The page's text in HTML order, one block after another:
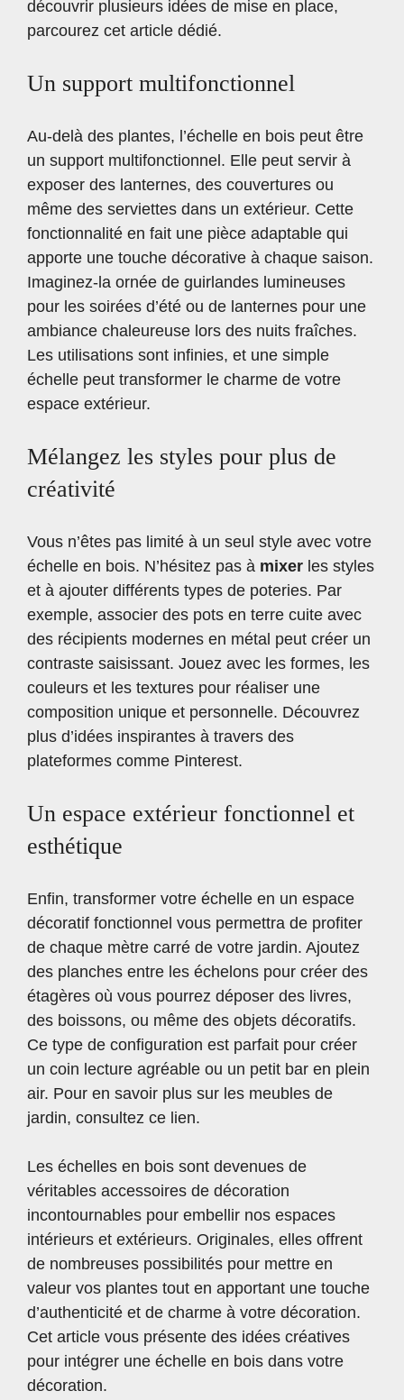
découvrir plusieurs idées de mise en place,
parcourez cet article dédié.
Un support multifonctionnel
Au-delà des plantes, l’échelle en bois peut être
un support multifonctionnel. Elle peut servir à
exposer des lanternes, des couvertures ou
même des serviettes dans un extérieur. Cette
fonctionnalité en fait une pièce adaptable qui
apporte une touche décorative à chaque saison.
Imaginez-la ornée de guirlandes lumineuses
pour les soirées d’été ou de lanternes pour une
ambiance chaleureuse lors des nuits fraîches.
Les utilisations sont infinies, et une simple
échelle peut transformer le charme de votre
espace extérieur.
Mélangez les styles pour plus de
créativité
Vous n’êtes pas limité à un seul style avec votre
échelle en bois. N’hésitez pas à mixer les styles
et à ajouter différents types de poteries. Par
exemple, associer des pots en terre cuite avec
des récipients modernes en métal peut créer un
contraste saisissant. Jouez avec les formes, les
couleurs et les textures pour réaliser une
composition unique et personnelle. Découvrez
plus d’idées inspirantes à travers des
plateformes comme Pinterest.
Un espace extérieur fonctionnel et
esthétique
Enfin, transformer votre échelle en un espace
décoratif fonctionnel vous permettra de profiter
de chaque mètre carré de votre jardin. Ajoutez
des planches entre les échelons pour créer des
étagères où vous pourrez déposer des livres,
des boissons, ou même des objets décoratifs.
Ce type de configuration est parfait pour créer
un coin lecture agréable ou un petit bar en plein
air. Pour en savoir plus sur les meubles de
jardin, consultez ce lien.
Les échelles en bois sont devenues de
véritables accessoires de décoration
incontournables pour embellir nos espaces
intérieurs et extérieurs. Originales, elles offrent
de nombreuses possibilités pour mettre en
valeur vos plantes tout en apportant une touche
d’authenticité et de charme à votre décoration.
Cet article vous présente des idées créatives
pour intégrer une échelle en bois dans votre
décoration.